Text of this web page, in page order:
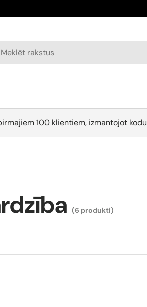
100 klientiem, izmantojot kodu
(6 produkti)